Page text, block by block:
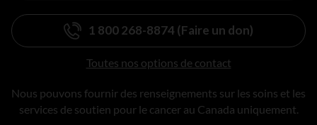
1 800 268-8874 (Faire un don)
Toutes nos options de contact
Nous pouvons fournir des renseignements sur les soins et les
services de soutien pour le cancer au Canada uniquement.